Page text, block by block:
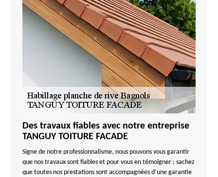
Des travaux fiables avec notre entreprise
TANGUY TOITURE FACADE
Signe de notre professionnalisme, nous pouvons vous garantir
que nos travaux sont fiables et pour vous en témoigner ; sachez
que toutes nos prestations sont accompagnées d’une garantie